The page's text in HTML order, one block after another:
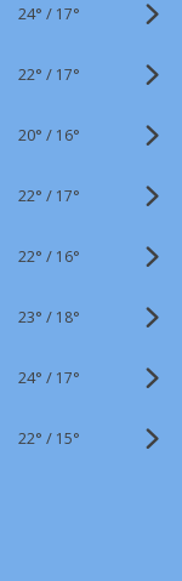
24° / 17°
22° / 17°
20° / 16°
22° / 17°
22° / 16°
23° / 18°
24° / 17°
22° / 15°